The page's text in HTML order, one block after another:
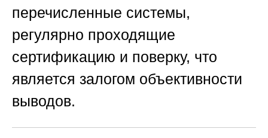
перечисленные системы,
регулярно проходящие
сертификацию и поверку, что
является залогом объективности
выводов.